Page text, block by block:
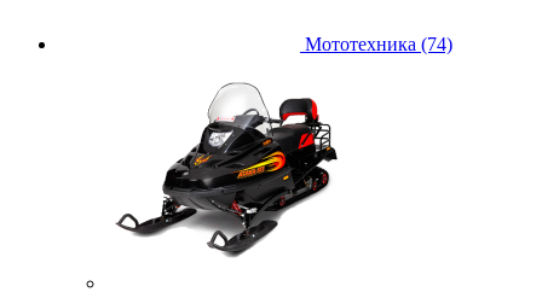
Мототехника (74)